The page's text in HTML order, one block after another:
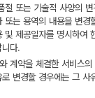
또는 기술적 사양의
또는 용역의 내용을 변경
및 제공일자를 명시하여
다.
계약을 체결한 서비스
변경할 경우에는 그 사